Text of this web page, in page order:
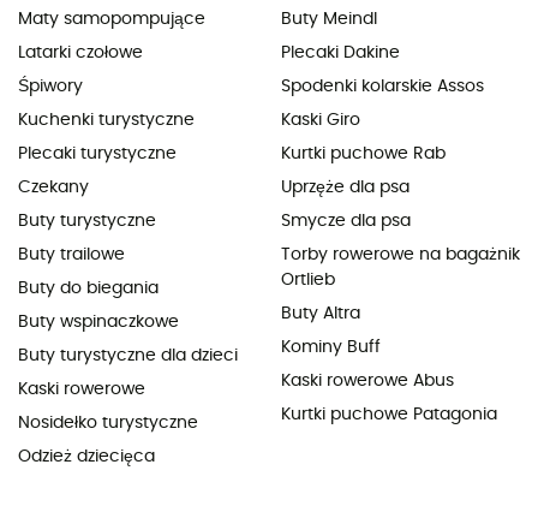
Maty samopompujące
Latarki czołowe
Śpiwory
Kuchenki turystyczne
Plecaki turystyczne
Czekany
Buty turystyczne
Buty trailowe
Buty do biegania
Buty wspinaczkowe
Buty turystyczne dla dzieci
Kaski rowerowe
Nosidełko turystyczne
Odzież dziecięca
Buty Meindl
Plecaki Dakine
Spodenki kolarskie Assos
Kaski Giro
Kurtki puchowe Rab
Uprzęże dla psa
Smycze dla psa
Torby rowerowe na bagażnik
Ortlieb
Buty Altra
Kominy Buff
Kaski rowerowe Abus
Kurtki puchowe Patagonia